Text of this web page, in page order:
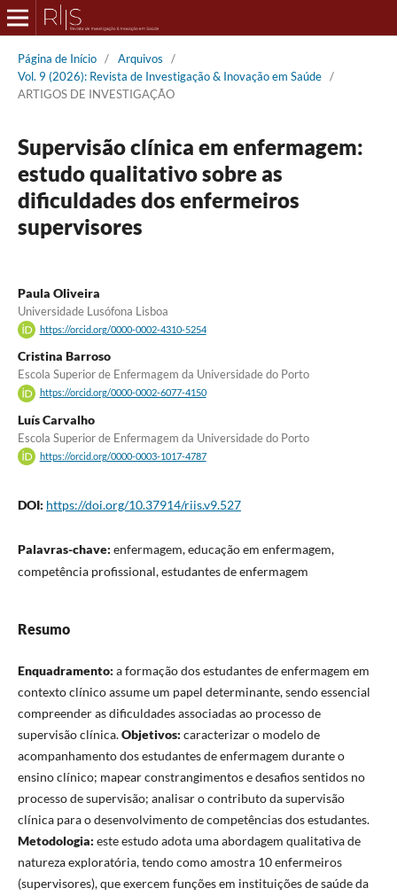
Página de Início / Arquivos
/
Vol. 9 (2026): Revista de Investigação & Inovação em Saúde /
ARTIGOS DE INVESTIGAÇÃO
Supervisão clínica em enfermagem:
estudo qualitativo sobre as
dificuldades dos enfermeiros
supervisores
Paula Oliveira
Universidade Lusófona Lisboa
https://orcid.org/0000-0002-4310-5254
Cristina Barroso
Escola Superior de Enfermagem da Universidade do Porto
https://orcid.org/0000-0002-6077-4150
Luís Carvalho
Escola Superior de Enfermagem da Universidade do Porto
https://orcid.org/0000-0003-1017-4787
DOI: https://doi.org/10.37914/riis.v9.527
Palavras-chave: enfermagem, educação em enfermagem,
competência profissional, estudantes de enfermagem
Resumo
Enquadramento: a formação dos estudantes de enfermagem em
contexto clínico assume um papel determinante, sendo essencial
compreender as dificuldades associadas ao processo de
supervisão clínica.Objetivos: caracterizar o modelo de
acompanhamento dos estudantes de enfermagem durante o
ensino clínico; mapear constrangimentos e desafios sentidos no
processo de supervisão; analisar o contributo da supervisão
clínica para o desenvolvimento de competências dos estudantes.
Metodologia: este estudo adota uma abordagem qualitativa de
natureza exploratória, tendo como amostra 10 enfermeiros
(supervisores), que exercem funções em instituições de saúde da